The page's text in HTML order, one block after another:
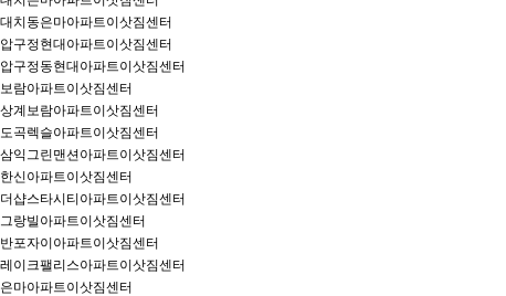
대치동은마아파트이삿짐센터
압구정현대아파트이삿짐센터
압구정동현대아파트이삿짐센터
보람아파트이삿짐센터
상계보람아파트이삿짐센터
도곡렉슬아파트이삿짐센터
삼익그린맨션아파트이삿짐센터
한신아파트이삿짐센터
더샵스타시티아파트이삿짐센터
그랑빌아파트이삿짐센터
반포자이아파트이삿짐센터
레이크팰리스아파트이삿짐센터
은마아파트이삿짐센터